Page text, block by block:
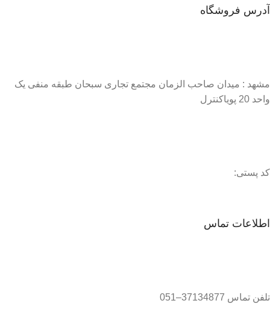
آدرس فروشگاه
مشهد : میدان صاحب الزمان مجتمع تجاری سبحان طبقه منفی یک
واحد 20 پویاکنترل
کد پستی:
اطلاعات تماس
تلفن تماس 37134877–051